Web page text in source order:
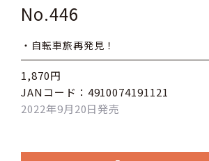
No.446
・自転車旅再発見！
1,870円
JANコード：4910074191121
2022年9月20日発売